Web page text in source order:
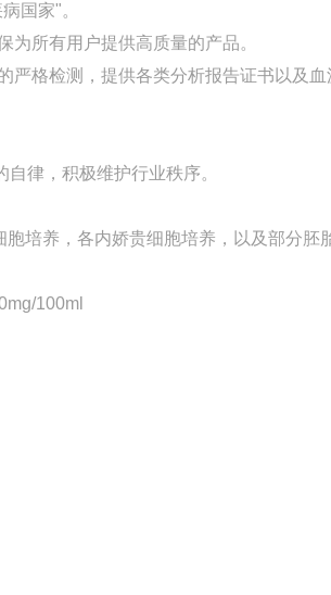
国家"。
所有用户提供高质量的产品。
格检测，提供各类分析报告证书以及血
律，积极维护行业秩序。
培养，各内娇贵细胞培养，以及部分胚
100ml